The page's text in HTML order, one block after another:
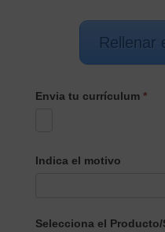
Rellenar
Envia tu currículum *
Indica el motivo
Selecciona el